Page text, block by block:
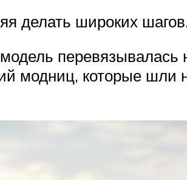
делать широких
модниц, которые шли